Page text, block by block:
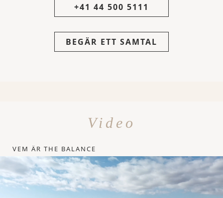
+41 44 500 5111
BEGÄR ETT SAMTAL
Video
VEM ÄR THE BALANCE